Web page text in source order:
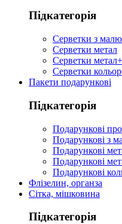
Підкатегорія
Серветки з
Серветки метал
Серветки
Серветки
Пакети подарункові
Підкатегорія
Подарункові
Подарункові з
Подарункові
Подарункові
Подарункові
Флізелин, органза
Сітка, мішковина
Підкатегорія